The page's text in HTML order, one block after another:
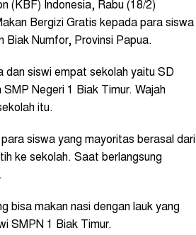
(KBF) Indonesia, Rabu (18/2)
Bergizi Gratis kepada para siswa
Biak Numfor, Provinsi Papua.
dan siswi empat sekolah yaitu SD
Negeri 1 Biak Timur. Wajah
itu.
siswa yang mayoritas berasal dari
ke sekolah. Saat berlangsung
bisa makan nasi dengan lauk yang
SMPN 1 Biak Timur.